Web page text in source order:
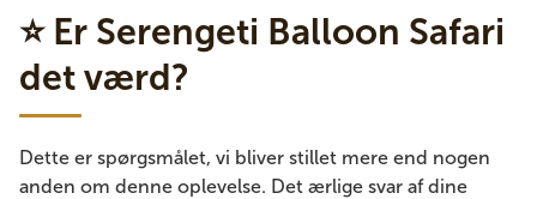
⭐ Er Serengeti Balloon Safari
det værd?
Dette er spørgsmålet, vi bliver stillet mere end nogen
anden om denne oplevelse. Det ærlige svar af dine